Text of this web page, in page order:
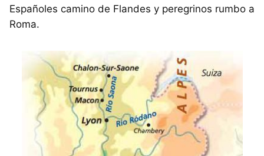
Españoles camino de Flandes y peregrinos rumbo a
Roma.